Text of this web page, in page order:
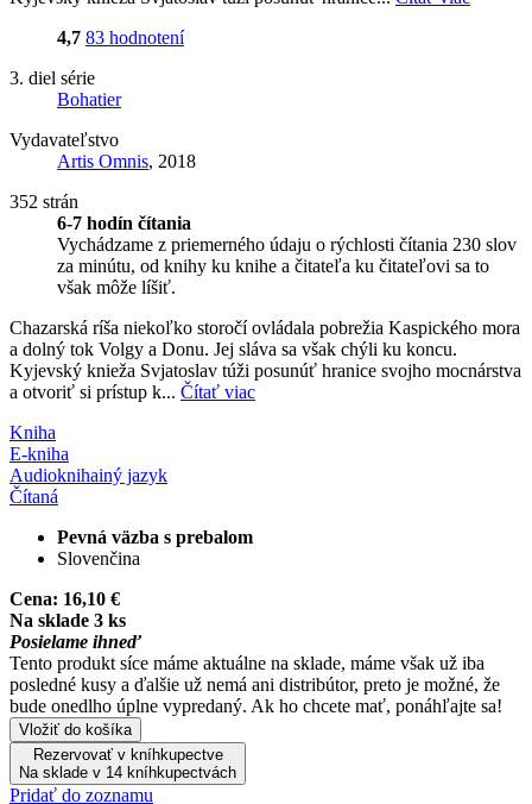
4,7 83 hodnotení
3. diel série
Bohatier
Vydavateľstvo
Artis Omnis, 2018
352 strán
6-7 hodín čítania
Vychádzame z priemerného údaju o rýchlosti čítania 230 slov
za minútu, od knihy ku knihe a čitateľa ku čitateľovi sa to
však môže líšiť.
Chazarská ríša niekoľko storočí ovládala pobrežia Kaspického mora
a dolný tok Volgy a Donu. Jej sláva sa však chýli ku koncu.
Kyjevský knieža Svjatoslav túži posunúť hranice svojho mocnárstva
a otvoriť si prístup k... Čítať viac
Kniha
E-kniha
Audioknihainý jazyk
Čítaná
Pevná väzba s prebalom
Slovenčina
Cena: 16,10 €
Na sklade 3 ks
Posielame ihneď
Tento produkt síce máme aktuálne na sklade, máme však už iba
posledné kusy a ďalšie už nemá ani distribútor, preto je možné, že
bude onedlho úplne vypredaný. Ak ho chcete mať, ponáhľajte sa!
Vložiť do košíka
Rezervovať v kníhkupectve
Na sklade v 14 kníhkupectvách
Pridať do zoznamu